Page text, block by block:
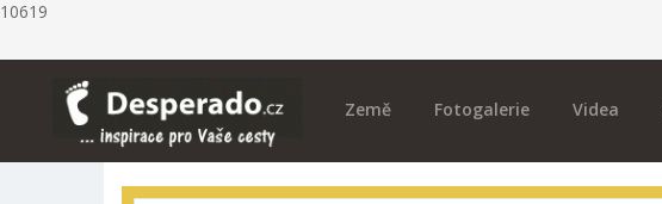
10619
Země Fotogalerie Videa